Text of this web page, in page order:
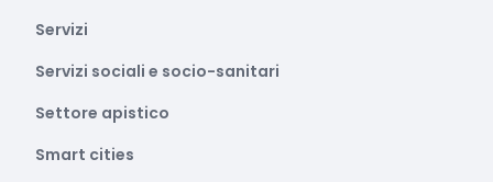
Servizi
Servizi sociali e socio-sanitari
Settore apistico
Smart cities